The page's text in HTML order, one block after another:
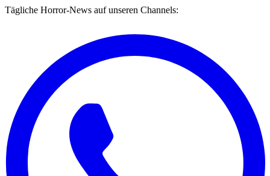
Tägliche Horror-News auf unseren Channels: